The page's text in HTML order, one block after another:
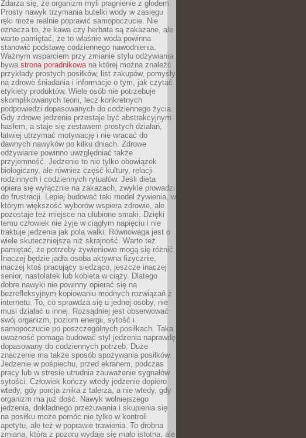
Zdarza się, że organizm myli pragnienie z głodem.
Prosty nawyk trzymania butelki wody w zasięgu
ręki może realnie poprawić samopoczucie. Nie
oznacza to, że kawa czy herbata są zakazane, ale
warto pamiętać, że to właśnie woda powinna
stanowić podstawę codziennego nawodnienia.
Ważnym wsparciem przy zmianie stylu odżywiania
bywa strona poradnikowana której można znaleźć
przykłady prostych posiłków, list zakupów, pomysły
na zdrowe śniadania i informacje o tym, jak czytać
etykiety produktów. Wiele osób nie potrzebuje
skomplikowanych teorii, lecz konkretnych
podpowiedzi dopasowanych do codziennego życia.
Gdy zdrowe jedzenie przestaje być abstrakcyjnym
hasłem, a staje się zestawem prostych działań,
łatwiej utrzymać motywację i nie wracać do
dawnych nawyków po kilku dniach. Zdrowe
odżywianie powinno uwzględniać także
przyjemność. Jedzenie to nie tylko obowiązek
biologiczny, ale również część kultury, relacji
rodzinnych i codziennych rytuałów. Jeśli dieta
opiera się wyłącznie na zakazach, zwykle prowadzi
do frustracji. Lepiej budować taki model żywienia, w
którym większość wyborów wspiera zdrowie, ale
pozostaje też miejsce na ulubione smaki. Dzięki
temu człowiek nie żyje w ciągłym napięciu i nie
traktuje jedzenia jak pola walki. Równowaga jest o
wiele skuteczniejsza niż skrajność. Warto też
pamiętać, że potrzeby żywieniowe mogą się różnić.
Inaczej będzie jadła osoba aktywna fizycznie,
inaczej ktoś pracujący siedząco, jeszcze inaczej
senior, nastolatek lub kobieta w ciąży. Dlatego
dobre nawyki nie powinny opierać się na
bezrefleksyjnym kopiowaniu modnych rozwiązań z
internetu. To, co sprawdza się u jednej osoby, nie
musi działać u innej. Rozsądniej jest obserwować
swój organizm, poziom energii, sytość i
samopoczucie po poszczególnych posiłkach. Taka
uważność pomaga budować styl jedzenia naprawdę
dopasowany do codziennych potrzeb. Duże
znaczenie ma także sposób spożywania posiłków.
Jedzenie w pośpiechu, przed ekranem, podczas
pracy lub w stresie utrudnia zauważenie sygnałów
sytości. Człowiek kończy wtedy jedzenie dopiero
wtedy, gdy porcja znika z talerza, a nie wtedy, gdy
organizm ma już dość. Nawyk wolniejszego
jedzenia, dokładnego przeżuwania i skupienia się
na posiłku może pomóc nie tylko w kontroli
apetytu, ale też w poprawie trawienia. To drobna
zmiana, która z pozoru wydaje się mało istotna, ale